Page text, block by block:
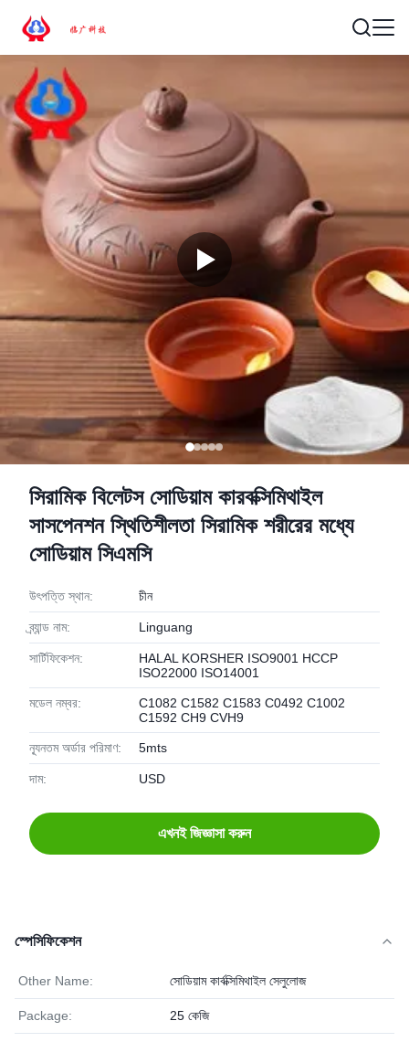
সিরামিক বিলেটস সোডিয়াম কারবক্সিমিথাইল
সাসপেনশন স্থিতিশীলতা সিরামিক শরীরের মধ্যে
সোডিয়াম সিএমসি
উৎপত্তি স্থান: চীন
ব্র্যান্ড নাম: Linguang
সার্টিফিকেশন:
HALAL KORSHER ISO9001 HCCP
ISO22000 ISO14001
মডেল নম্বর:
C1082 C1582 C1583 C0492 C1002
C1592 CH9 CVH9
ন্যূনতম অর্ডার পরিমাণ: 5mts
দাম: USD
এখনই জিজ্ঞাসা করুন
স্পেসিফিকেশন
Other Name: সোডিয়াম কার্বক্সিমিথাইল সেলুলোজ
Package: 25 কেজি